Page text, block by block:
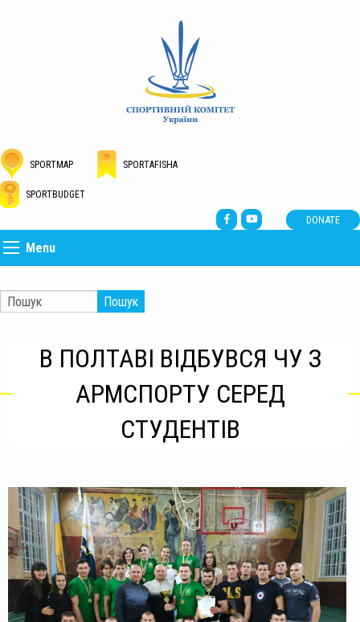
SPORTMAP SPORTAFISHA
SPORTBUDGET
DONATE
Menu
Пошук
В ПОЛТАВІ ВІДБУВСЯ ЧУ З
АРМСПОРТУ СЕРЕД
СТУДЕНТІВ